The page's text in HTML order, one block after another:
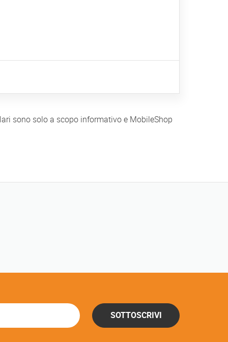
sono solo a scopo informativo e MobileShop
SOTTOSCRIVI